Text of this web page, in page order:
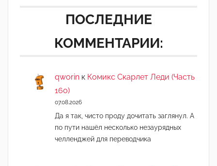
ПОСЛЕДНИЕ
КОММЕНТАРИИ:
qworin к Комикс Скарлет Леди (Часть
160)
07.08.2026
Да я так, чисто проду дочитать заглянул. А
по пути нашёл несколько незаурядных
челленджей для переводчика